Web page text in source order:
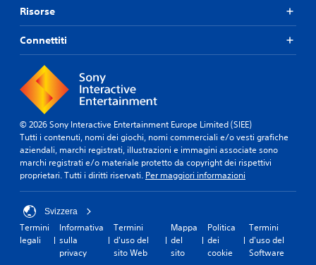
Risorse
Connettiti
© 2026 Sony Interactive Entertainment Europe Limited (SIEE)
Tutti i contenuti, nomi dei giochi, nomi commerciali e/o vesti grafiche
aziendali, marchi registrati, illustrazioni e immagini associate sono
marchi registrati e/o materiale protetto da copyright dei rispettivi
proprietari. Tutti i diritti riservati. Per maggiori informazioni
Svizzera
Termini
legali
Informativa
sulla
privacy
Termini
d'uso del
sito Web
Mappa
del
sito
Politica
dei
cookie
Termini
d'uso del
Software